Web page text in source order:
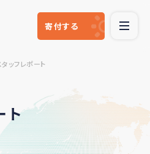
寄付する
タッフレポート
ト